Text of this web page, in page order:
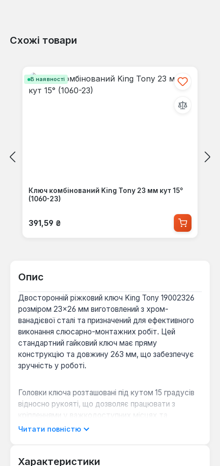
Схожі товари
В наявності
Ключ комбінований King Tony 23 мм кут 15°
(1060-23)
Звичайна ціна:
391,59 ₴
Опис
Двосторонній ріжковий ключ King Tony 19002326
розміром 23×26 мм виготовлений з хром-
ванадієвої сталі та призначений для ефективного
виконання слюсарно-монтажних робіт. Цей
стандартний гайковий ключ має пряму
конструкцію та довжину 263 мм, що забезпечує
зручність у роботі.
Головки ключа розташовані під кутом 15 градусів
відносно рукояті, що дозволяє працювати з
кріпленнями у важкодоступних місцях та
забезпечує оптимальний важіль. Інструмент
шестигранним профілем, що робить його
Читати повністю
Характеристики